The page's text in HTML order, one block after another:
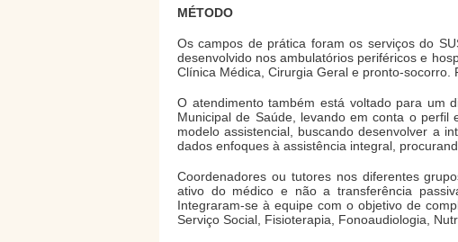
MÉTODO
Os campos de prática foram os serviços do
desenvolvido nos ambulatórios periféricos e
Clínica Médica, Cirurgia Geral e pronto-socorro.
O atendimento também está voltado para um
Municipal de Saúde, levando em conta o perfil
modelo assistencial, buscando desenvolver a
dados enfoques à assistência integral,
Coordenadores ou tutores nos diferentes
ativo do médico e não a transferência
Integraram-se à equipe com o objetivo de
Serviço Social, Fisioterapia, Fonoaudiologia,